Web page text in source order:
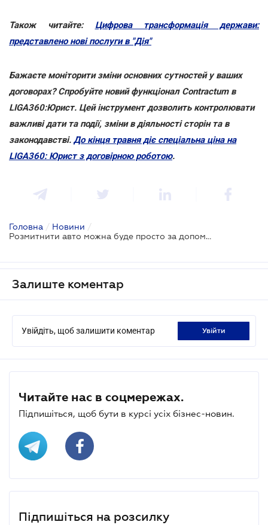
Також читайте: Цифрова трансформація держави:
представлено нові послуги в "Дія"
Бажаєте моніторити зміни основних сутностей у ваших
договорах? Спробуйте новий функціонал Contractum в
LIGA360:Юрист. Цей інструмент дозволить контролювати
важливі дати та події, зміни в діяльності сторін та в
законодавстві. До кінця травня діє спеціальна ціна на
LIGA360: Юрист з договірною роботою.
Головна / Новини /
Розмитнити авто можна буде просто за допомогою смартфону — Прем’єр-міністр
Залиште коментар
Увійдіть, щоб залишити коментар увійти
Читайте нас в соцмережах.
Підпишіться, щоб бути в курсі усіх бізнес-новин.
Підпишіться на розсилку